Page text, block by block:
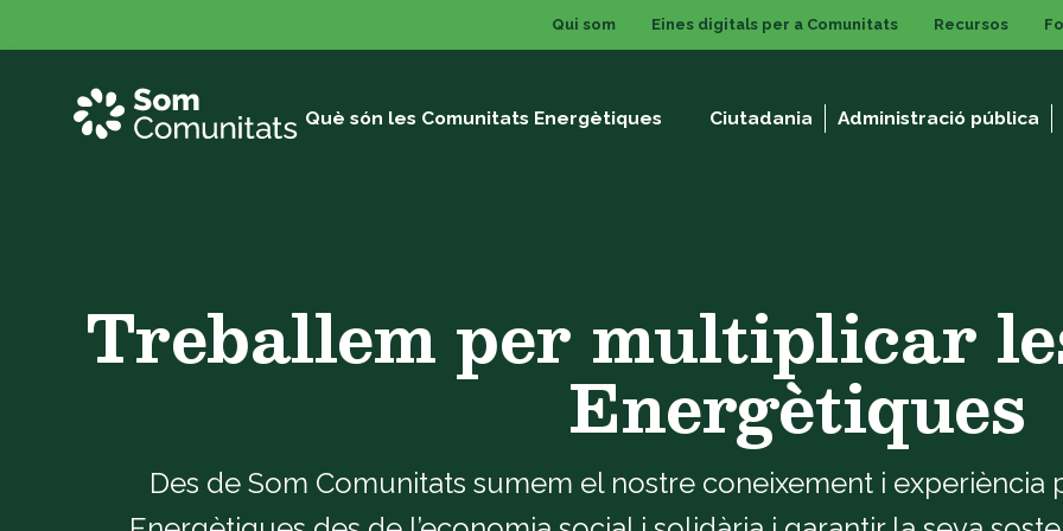
al
Qui som Eines digitals per a Comunitats Recursos
Què són les Comunitats Energètiques Ciutadania Administració pública
Treballem per multiplicar
Energètiques
Des de Som Comunitats sumem el nostre coneixement i